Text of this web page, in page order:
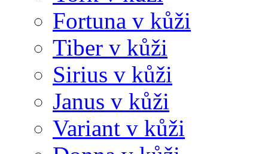
Fortuna v kůži
Tiber v kůži
Sirius v kůži
Janus v kůži
Variant v kůži